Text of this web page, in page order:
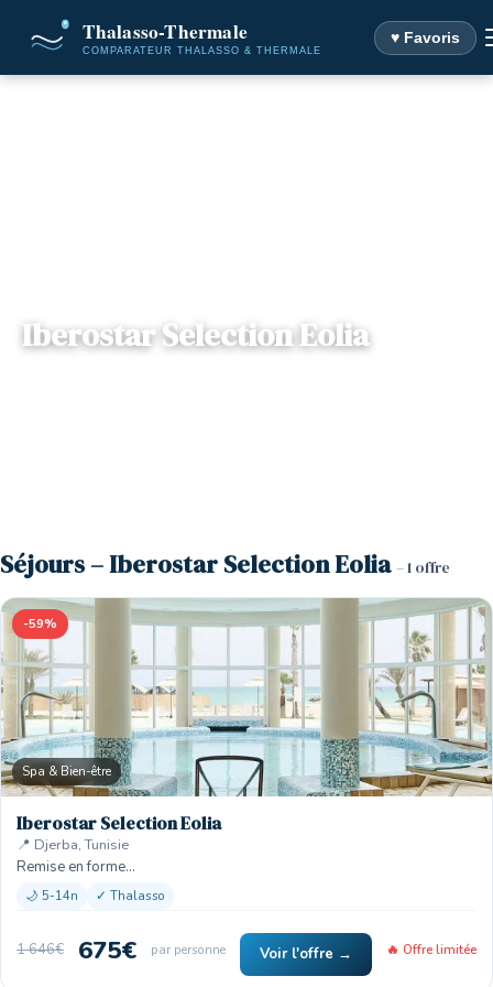
♥ Favoris
Iberostar Selection Eolia
Séjours – Iberostar Selection Eolia – 1 offre
-59%
Spa & Bien-être
Iberostar Selection Eolia
📍 Djerba, Tunisie
Remise en forme…
🌙 5-14n ✓ Thalasso
1 646€ 675€ par personne Voir l'offre → 🔥 Offre limitée